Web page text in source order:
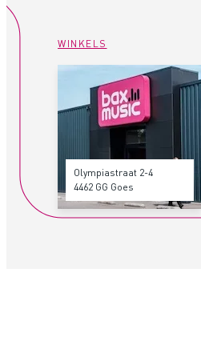
WINKELS
Olympiastraat 2-4
4462 GG Goes